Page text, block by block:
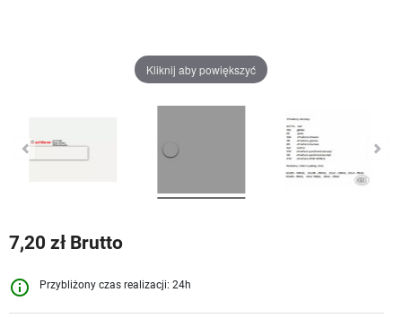
Kliknij aby powiększyć
7,20 zł Brutto
info_outline Przybliżony czas realizacji: 24h